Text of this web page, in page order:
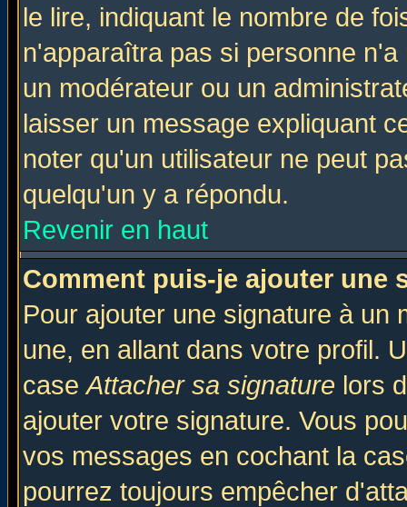
le lire, indiquant le nombre de
n'apparaîtra pas si personne
un modérateur ou un
laisser un message expliquant
noter qu'un utilisateur ne peut
quelqu'un y a répondu.
Revenir en haut
Comment puis-je ajouter une
Pour ajouter une signature à un
une, en allant dans votre profil.
caseAttacher sa signature lors
ajouter votre signature. Vous
vos messages en cochant la
pourrez toujours empêcher